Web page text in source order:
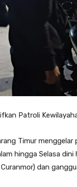
Patroli
Timur
hingga Selasa
dan